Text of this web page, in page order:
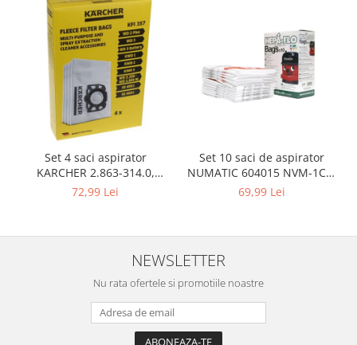
Aparate cosmetice
Articole Sanatate si Wellness
Consumabile sanitare
Cosmetice si produse ingrijire
personala
Igiena dentara
Jucarii, Copii & Bebe
Camera copilului
Hrana bebelusi
Igiena si ingrijire
Maternitate
Accesorii animale de companie
Castroane si adapatori animale
Igiena animale de companie
Set 4 saci aspirator
KARCHER 2.863-314.0,
compatibil cu WD, KWD, SE
72,99 Lei
Set 10 saci de aspirator
NUMATIC 604015 NVM-1CH,
9L
69,99 Lei
NEWSLETTER
Nu rata ofertele si promotiile noastre